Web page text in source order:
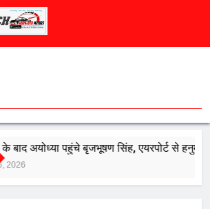
अयोध्या पहुंचे बृजभूषण सिंह, एयरपोर्ट से हनुमानगढ़ी